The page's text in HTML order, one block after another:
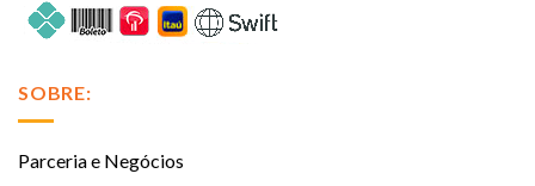
SOBRE:
Parceria e Negócios